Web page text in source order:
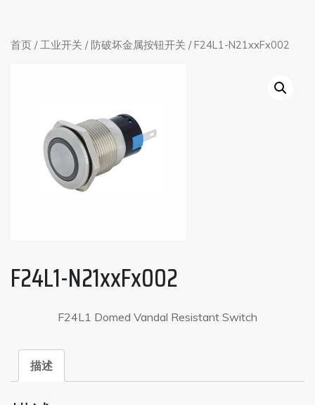
首页 /工业开关 / 防破坏金属按钮开关 / F24L1-N21xxFx002
F24L1-N21xxFx002
F24L1 Domed Vandal Resistant Switch
描述